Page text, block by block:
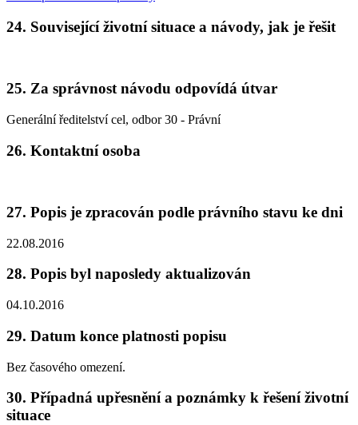
24. Související životní situace a návody, jak je řešit
25. Za správnost návodu odpovídá útvar
Generální ředitelství cel, odbor 30 - Právní
26. Kontaktní osoba
27. Popis je zpracován podle právního stavu ke dni
22.08.2016
28. Popis byl naposledy aktualizován
04.10.2016
29. Datum konce platnosti popisu
Bez časového omezení.
30. Případná upřesnění a poznámky k řešení životní
situace